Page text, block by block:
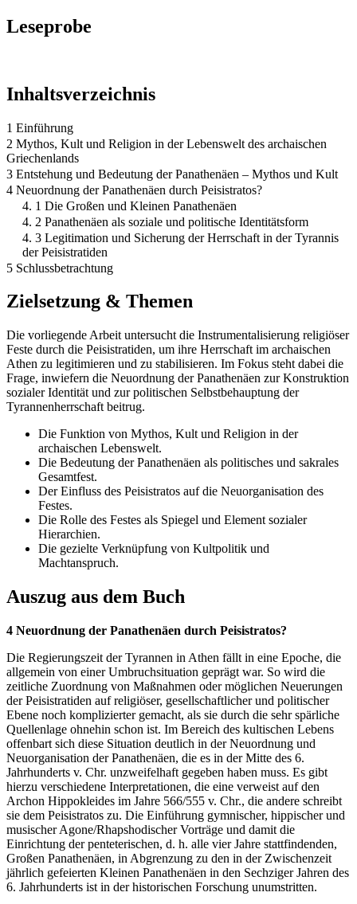
Leseprobe
Inhaltsverzeichnis
1 Einführung
2 Mythos, Kult und Religion in der Lebenswelt des archaischen
Griechenlands
3 Entstehung und Bedeutung der Panathenäen – Mythos und Kult
4 Neuordnung der Panathenäen durch Peisistratos?
4. 1 Die Großen und Kleinen Panathenäen
4. 2 Panathenäen als soziale und politische Identitätsform
4. 3 Legitimation und Sicherung der Herrschaft in der Tyrannis
der Peisistratiden
5 Schlussbetrachtung
Zielsetzung & Themen
Die vorliegende Arbeit untersucht die Instrumentalisierung religiöser
Feste durch die Peisistratiden, um ihre Herrschaft im archaischen
Athen zu legitimieren und zu stabilisieren. Im Fokus steht dabei die
Frage, inwiefern die Neuordnung der Panathenäen zur Konstruktion
sozialer Identität und zur politischen Selbstbehauptung der
Tyrannenherrschaft beitrug.
Die Funktion von Mythos, Kult und Religion in der
archaischen Lebenswelt.
Die Bedeutung der Panathenäen als politisches und sakrales
Gesamtfest.
Der Einfluss des Peisistratos auf die Neuorganisation des
Festes.
Die Rolle des Festes als Spiegel und Element sozialer
Hierarchien.
Die gezielte Verknüpfung von Kultpolitik und
Machtanspruch.
Auszug aus dem Buch
4 Neuordnung der Panathenäen durch Peisistratos?
Die Regierungszeit der Tyrannen in Athen fällt in eine Epoche, die
allgemein von einer Umbruchsituation geprägt war. So wird die
zeitliche Zuordnung von Maßnahmen oder möglichen Neuerungen
der Peisistratiden auf religiöser, gesellschaftlicher und politischer
Ebene noch komplizierter gemacht, als sie durch die sehr spärliche
Quellenlage ohnehin schon ist. Im Bereich des kultischen Lebens
offenbart sich diese Situation deutlich in der Neuordnung und
Neuorganisation der Panathenäen, die es in der Mitte des 6.
Jahrhunderts v. Chr. unzweifelhaft gegeben haben muss. Es gibt
hierzu verschiedene Interpretationen, die eine verweist auf den
Archon Hippokleides im Jahre 566/555 v. Chr., die andere schreibt
sie dem Peisistratos zu. Die Einführung gymnischer, hippischer und
musischer Agone/Rhapshodischer Vorträge und damit die
Einrichtung der penteterischen, d. h. alle vier Jahre stattfindenden,
Großen Panathenäen, in Abgrenzung zu den in der Zwischenzeit
jährlich gefeierten Kleinen Panathenäen in den Sechziger Jahren des
6. Jahrhunderts ist in der historischen Forschung unumstritten.